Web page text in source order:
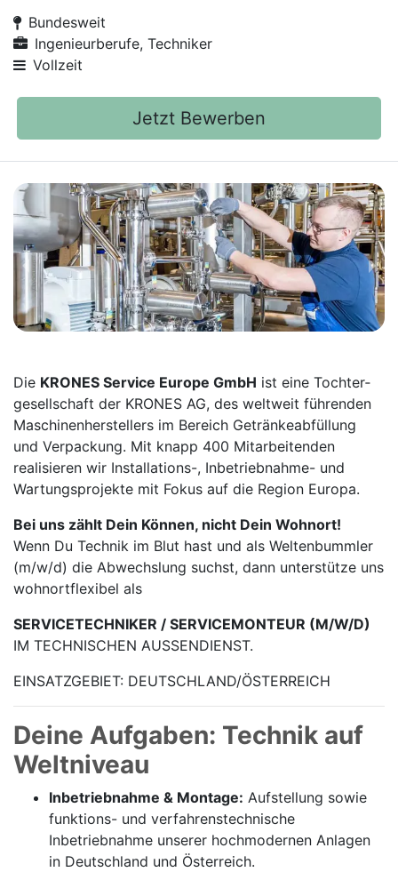
Bundesweit
Ingenieurberufe, Techniker
Vollzeit
Jetzt Bewerben
Die KRONES Service Europe GmbH ist eine Tochter­
gesellschaft der KRONES AG, des weltweit führenden
Maschinen­herstellers im Bereich Getränke­abfüllung
und Verpackung. Mit knapp 400 Mitarbei­tenden
realisieren wir Installations-, Inbetrieb­nahme- und
Wartungs­projekte mit Fokus auf die Region Europa.
Bei uns zählt Dein Können, nicht Dein Wohnort!
Wenn Du Technik im Blut hast und als Weltenbummler
(m/w/d) die Abwechslung suchst, dann unterstütze uns
wohnortflexibel als
SERVICETECHNIKER / SERVICEMONTEUR (M/W/D)
IM TECHNISCHEN AUSSENDIENST.
EINSATZGEBIET: DEUTSCHLAND/ÖSTERREICH
Deine Aufgaben: Technik auf
Weltniveau
Inbetriebnahme & Montage: Aufstellung sowie
funktions- und verfahrenstechnische
Inbetriebnahme unserer hochmodernen Anlagen
in Deutschland und Österreich.